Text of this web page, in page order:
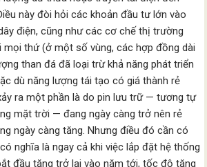
này đòi hỏi các khoản đầu tư lớn vào
điện, cũng như các cơ chế thị trường
mọi thứ (ở một số vùng, các hợp đồng dài
than đá đã loại trừ khả năng phát triển
dù năng lượng tái tạo có giá thành rẻ
ra một phần là do pin lưu trữ — tương tự
mặt trời — đang ngày càng trở nên rẻ
ngày càng tăng. Nhưng điều đó cần có
nghĩa là ngay cả khi việc lắp đặt hệ thống
đầu tăng trở lại vào năm tới, tốc độ tăng